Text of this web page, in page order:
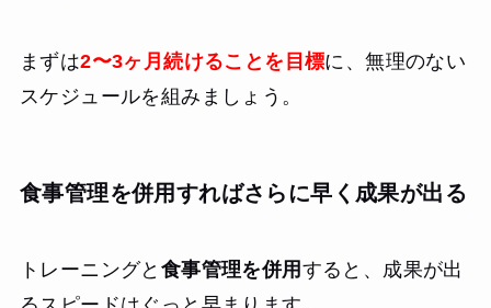
まずは2〜3ヶ月続けることを目標に、無理のない
スケジュールを組みましょう。
食事管理を併用すればさらに早く成果が出る
トレーニングと 食事管理を併用 すると、成果が出